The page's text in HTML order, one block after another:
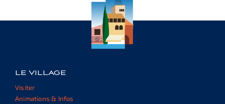
LE VILLAGE
Visiter
Animations & Infos